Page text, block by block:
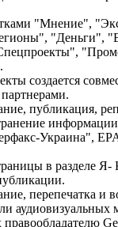
"Мнение",
"Деньги",
создается
публикация,
Украина",
в разделе Я-
перепечатка и
аудиовизуальных